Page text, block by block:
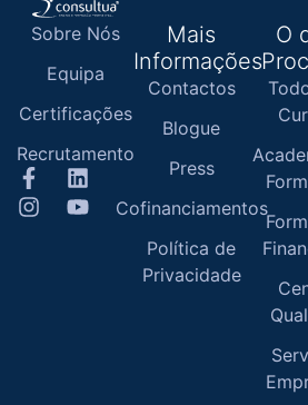
Sobre Nós
Equipa
Certificações
Recrutamento
Mais
Informações
Contactos
Blogue
Press
Cofinanciamentos
Política de
Privacidade
O